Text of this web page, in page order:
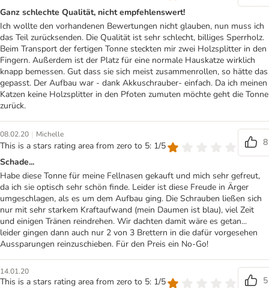
Ganz schlechte Qualität, nicht empfehlenswert!
Ich wollte den vorhandenen Bewertungen nicht glauben, nun muss ich
das Teil zurücksenden. Die Qualität ist sehr schlecht, billiges Sperrholz.
Beim Transport der fertigen Tonne steckten mir zwei Holzsplitter in den
Fingern. Außerdem ist der Platz für eine normale Hauskatze wirklich
knapp bemessen. Gut dass sie sich meist zusammenrollen, so hätte das
gepasst. Der Aufbau war - dank Akkuschrauber- einfach. Da ich meinen
Katzen keine Holzsplitter in den Pfoten zumuten möchte geht die Tonne
zurück.
08.02.20 | Michelle
This is a stars rating area from zero to 5: 1/5
8
Schade...
Habe diese Tonne für meine Fellnasen gekauft und mich sehr gefreut,
da ich sie optisch sehr schön finde. Leider ist diese Freude in Ärger
umgeschlagen, als es um dem Aufbau ging. Die Schrauben ließen sich
nur mit sehr starkem Kraftaufwand (mein Daumen ist blau), viel Zeit
und einigen Tränen reindrehen. Wir dachten damit wäre es getan...
leider gingen dann auch nur 2 von 3 Brettern in die dafür vorgesehen
Aussparungen reinzuschieben. Für den Preis ein No-Go!
14.01.20
This is a stars rating area from zero to 5: 1/5
5